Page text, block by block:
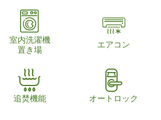
室内洗濯機
置き場
エアコン
追焚機能 オートロック